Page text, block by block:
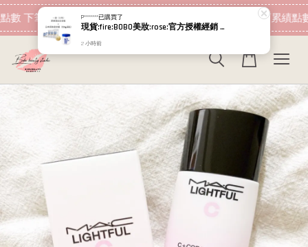
下筆消費即可折抵 現在去購物！ 加入會員 消費即可累績點
P*******已購買了
現貨:fire:BOBO美妝:rose:官方授權經銷 日本NIPPI 日本製100%純膠原蛋白胜肽白金版 1盒3袋(附5g湯匙) 易吸收
2 小時前